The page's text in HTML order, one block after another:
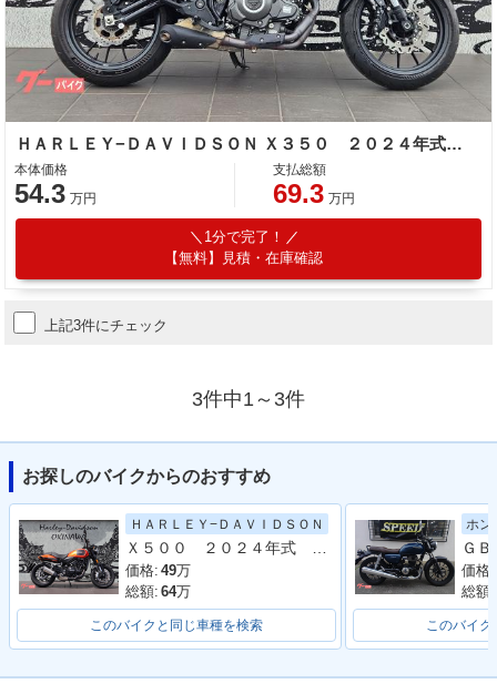
ＨＡＲＬＥＹ−ＤＡＶＩＤＳＯＮ Ｘ３５０ ２０２４年式 ＡＢＳ ＬＥＤライト ノーマル車両
本体価格
54.3 万円
支払総額
69.3 万円
1分で完了！
【無料】見積・在庫確認
上記3件にチェック
3件中1～3件
お探しのバイクからのおすすめ
ＨＡＲＬＥＹ−ＤＡＶＩＤＳＯＮ
価格: 49万
総額: 64万
このバイクと同じ車種を検索
ホン
価格:
総額:
このバイ